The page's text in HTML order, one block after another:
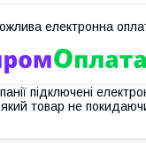
підключені
товар не